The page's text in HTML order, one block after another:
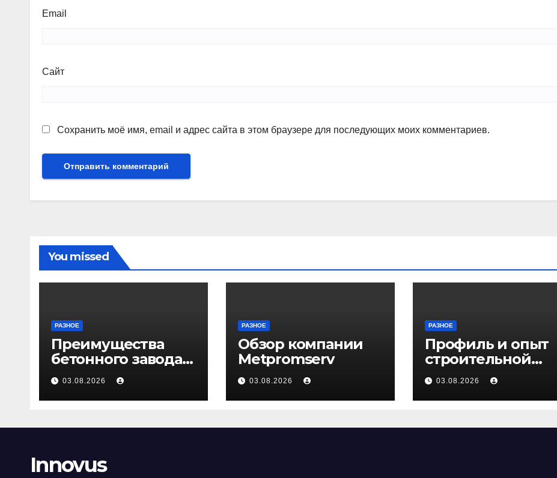
Email
Сайт
Сохранить моё имя, email и адрес сайта в этом браузере для последующих моих комментариев.
You missed
РАЗНОЕ
Преимущества
бетонного завода
ПКФ «Тибет» в
Волгограде и
Волжском
03.08.2026
РАЗНОЕ
Обзор компании
Metpromserv
03.08.2026
РАЗНОЕ
Профиль и опыт
строительной
компании Медичи
03.08.2026
Innovus